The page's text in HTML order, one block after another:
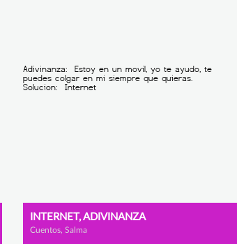
INTERNET, ADIVINANZA
Cuentos, Salma